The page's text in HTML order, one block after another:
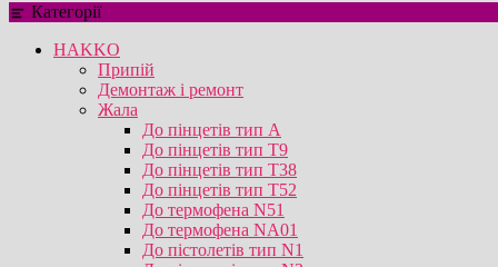
Категорії
HAKKO
Припій
Демонтаж і ремонт
Жала
До пінцетів тип А
До пінцетів тип T9
До пінцетів тип T38
До пінцетів тип T52
До термофена N51
До термофена NA01
До пістолетів тип N1